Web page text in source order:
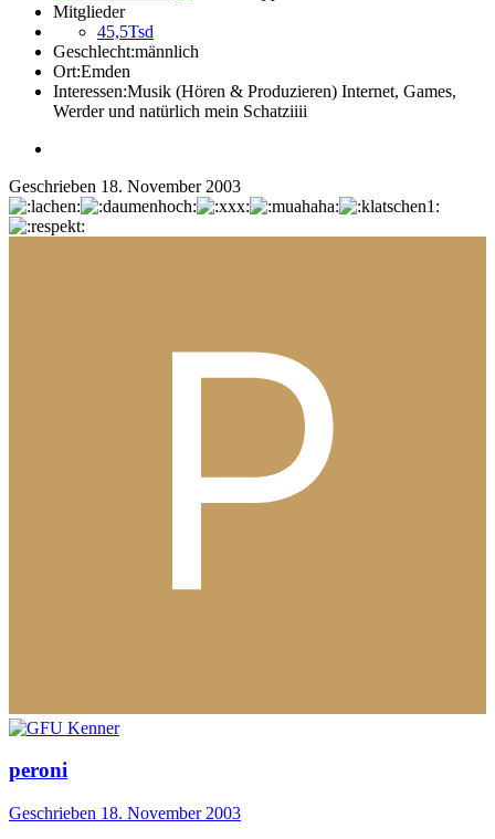
Mitglieder
45,5Tsd
Geschlecht:männlich
Ort:Emden
Interessen:Musik (Hören & Produzieren) Internet, Games,
Werder und natürlich mein Schatziiii
Geschrieben 18. November 2003
peroni
Geschrieben 18. November 2003